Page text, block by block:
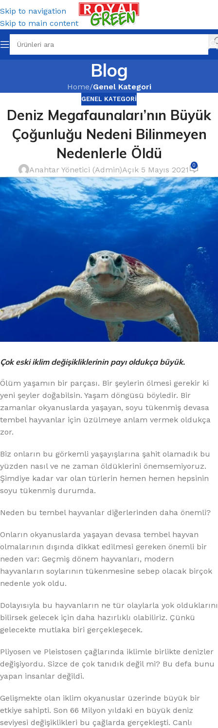
Skip to navigation
Skip to main content
Blog
Home/Genel Kategori
GENEL KATEGORI
Deniz Megafaunaları’nın Büyük
Çoğunluğu Nedeni Bilinmeyen
Nedenlerle Öldü
Anahtar Yönetici (Admin)Açık 5 Mayıs 2021 0
Çok eski iklim değişikliklerinin payı oldukça büyük.
Ölüm yaşamın bir parçası. Bir şeylerin ölmesi gerekir ki
yeni şeyler doğabilsin. Yaşam döngüsü böyledir. Bir
zamanlar okyanuslarda yaşayan, soyu tükenmiş devasa
tembel hayvanlar için üzülmeye anlam vermek oldukça
zor.
Biz onların bu görkemli yaşayışlarına şahit olamadık bu
yüzden nasıl ve ne zaman öldüklerini önemsemiyoruz.
Şimdiye kadar var olan türlerin hemen hemen hepsinin
soyu tükenmiş durumda.
Neden bu tembel hayvanlar diğerlerinden daha önemli?
Onların okyanuslarda yaşayan devasa tembel hayvan
olmalarının dışında dikkat edilmesi gereken önemli bir
neden var: Geçmiş dönem hayvanları, modern
hayvanların soylarının tükenmesine sebep olacak birçok
nedenle yok oldu.
Dolayısıyla bu hayvanların ne tür olaylarla yok olduklarını
bilirsek gelecek için daha hazırlıklı olabiliriz. Çünkü
gelecekte mutlaka biri gerçekleşecek.
Pliyosen ve Pleistosen çağlarında iklimle birlikte denizler
değişiyordu. Sizce de çok tanıdık değil mi? Bu defa bunu
yapan insanlar değildi.
Gelişmekte olan iklim okyanuslar üzerinde büyük bir
etkiye sahipti. Son 66 Milyon yıldaki en büyük deniz
seviyesi değişiklikleri bu çağlarda gerçekleşti. Canlı